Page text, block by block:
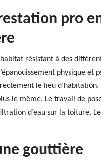
pro
résistant à des
physique et
le lieu
le même. Le travail de
d’eau sur la toiture.
gouttière